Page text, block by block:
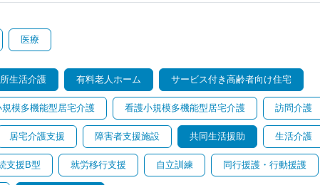
医療
生活介護 有料老人ホーム サービス付き高齢者向け住宅
規模多機能型居宅介護 看護小規模多機能型居宅介護 訪問介護
居宅介護支援 障害者支援施設 共同生活援助 生活介護
支援B型 就労移行支援 自立訓練 同行援護・行動援護